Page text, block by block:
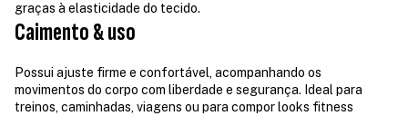
graças à elasticidade do tecido.
Caimento & uso
Possui ajuste firme e confortável, acompanhando os
movimentos do corpo com liberdade e segurança. Ideal para
treinos, caminhadas, viagens ou para compor looks fitness